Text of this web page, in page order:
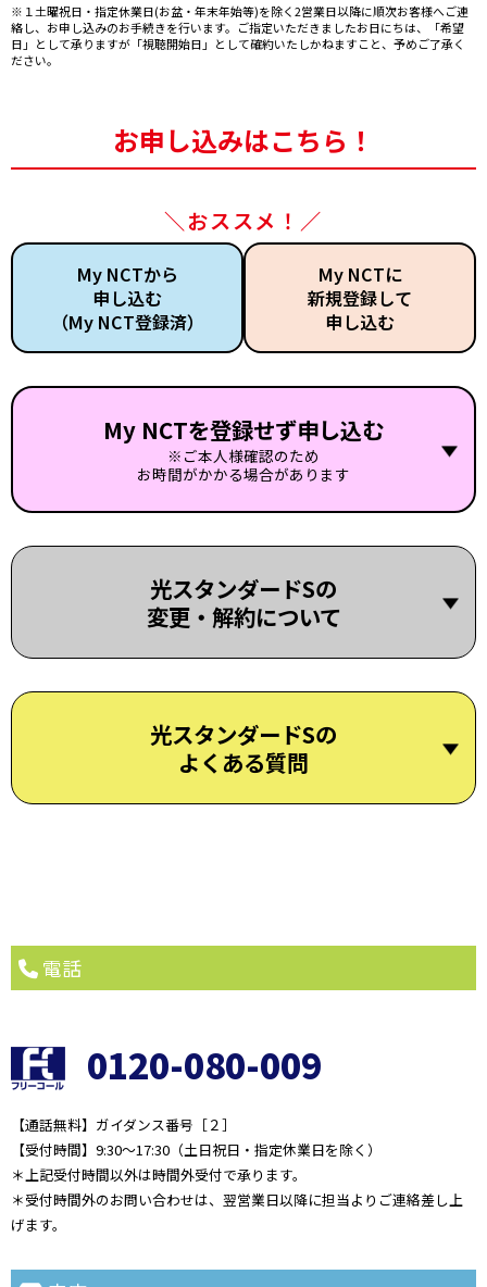
※１ 土曜祝日・指定休業日(お盆・年末年始等)を除く2営業日以降に順次お客様へご連
絡し、お申し込みのお手続きを行います。ご指定いただきましたお日にちは、「希望
日」として承りますが「視聴開始日」として確約いたしかねますこと、予めご了承く
ださい。
お申し込みはこちら！
＼おススメ！／
My NCTから
申し込む
（My NCT登録済）
My NCTに
新規登録して
申し込む
My NCTを登録せず申し込む
※ご本人様確認のため
お時間がかかる場合があります
光スタンダードSの
変更・解約について
光スタンダードSの
よくある質問
電話
0120-080-009
【通話無料】ガイダンス番号［２］
【受付時間】9:30～17:30（土日祝日・指定休業日を除く）
＊上記受付時間以外は時間外受付で承ります。
＊受付時間外のお問い合わせは、翌営業日以降に担当よりご連絡差し上
げます。